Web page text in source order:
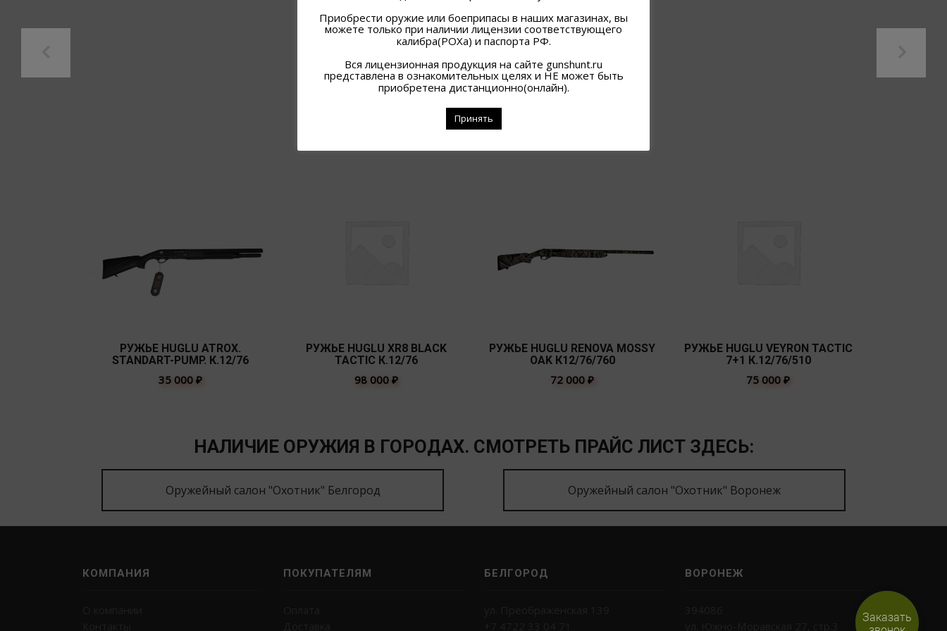
ПОХОЖИЕ ТОВАРЫ
РУЖЬЕ HUGLU ATROX.
STANDART-PUMP. К.12/76
35 000 ₽
РУЖЬЕ HUGLU XR8 BLACK
TACTIC К.12/76
98 000 ₽
РУЖЬЕ HUGLU RENOVA MOSSY
OAK К12/76/760
72 000 ₽
РУЖЬЕ HUGLU VEYRON TACTIC
7+1 К.12/76/510
75 000 ₽
НАЛИЧИЕ ОРУЖИЯ В ГОРОДАХ. СМОТРЕТЬ ПРАЙС ЛИСТ ЗДЕСЬ:
Оружейный салон "Охотник" Белгород Оружейный салон "Охотник" Воронеж
КОМПАНИЯ ПОКУПАТЕЛЯМ БЕЛГОРОД ВОРОНЕЖ
Приобрести оружие или боеприпасы в наших магазинах, вы
можете только при наличии лицензии соответствующего
калибра(РОХа) и паспорта РФ.
Вся лицензионная продукция на сайте gunshunt.ru
представлена в ознакомительных целях и НЕ может быть
приобретена дистанционно(онлайн).
Принять
Заказать